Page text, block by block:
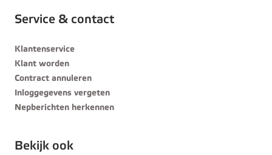
Service & contact
Klantenservice
Klant worden
Contract annuleren
Inloggegevens vergeten
Nepberichten herkennen
Bekijk ook